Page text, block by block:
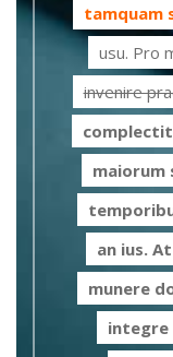
tamquam
usu. Pro
invenire
maiorum
an ius.
munere
integre